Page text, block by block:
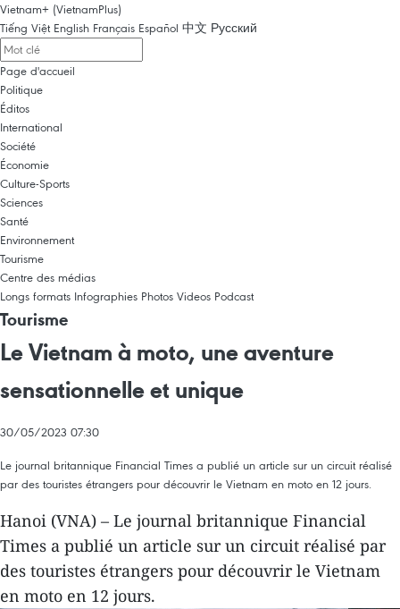
Vietnam+ (VietnamPlus)
Tiếng Việt English Français Español 中文 Русский
Page d'accueil
Politique
Éditos
International
Société
Économie
Culture-Sports
Sciences
Santé
Environnement
Tourisme
Centre des médias
Longs formats Infographies Photos Videos Podcast
Tourisme
Le Vietnam à moto, une aventure
sensationnelle et unique
30/05/2023 07:30
Le journal britannique Financial Times a publié un article sur un circuit réalisé
par des touristes étrangers pour découvrir le Vietnam en moto en 12 jours.
Hanoi (VNA) – Le journal britannique Financial
Times a publié un article sur un circuit réalisé par
des touristes étrangers pour découvrir le Vietnam
en moto en 12 jours.